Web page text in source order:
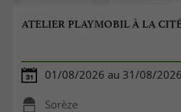
ATELIER PLAYMOBIL À LA
01/08/2026 au 31/08/2026
Sorèze